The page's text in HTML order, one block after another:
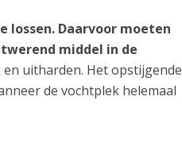
lossen. Daarvoor moeten
middel in de
uitharden. Het opstijgende
de vochtplek helemaal